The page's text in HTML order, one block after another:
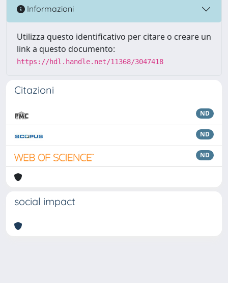
Informazioni
Utilizza questo identificativo per citare o creare un
link a questo documento:
https://hdl.handle.net/11368/3047418
Citazioni
ND
ND
ND
social impact